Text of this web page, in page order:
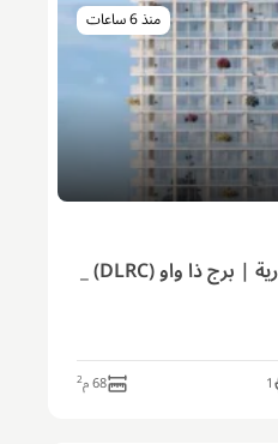
منذ 6 ساعات
🔥 فرصة اليوم الاستثمارية | برج ذا واو (DLRC) _
1
68م2